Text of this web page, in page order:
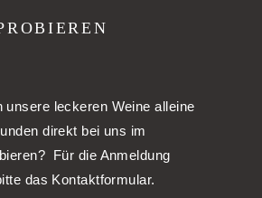
unsere leckeren Weine alleine
direkt bei uns im
Für die Anmeldung
das Kontaktformular.